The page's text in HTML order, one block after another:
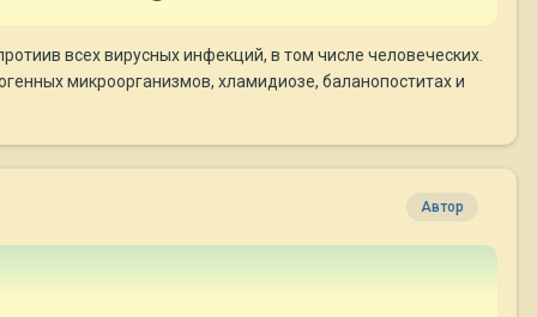
всех вирусных инфекций, в том числе человеческих.
микроорганизмов, хламидиозе, баланопоститах и
Автор